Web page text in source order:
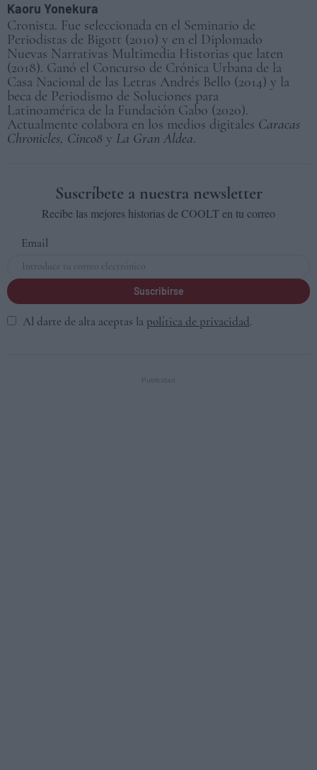
Kaoru Yonekura
Cronista. Fue seleccionada en el Seminario de
Periodistas de Bigott (2010) y en el Diplomado
Nuevas Narrativas Multimedia Historias que laten
(2018). Ganó el Concurso de Crónica Urbana de la
Casa Nacional de las Letras Andrés Bello (2014) y la
beca de Periodismo de Soluciones para
Latinoamérica de la Fundación Gabo (2020).
Actualmente colabora en los medios digitales Caracas
Chronicles, Cinco8 y La Gran Aldea.
Suscríbete a nuestra newsletter
Recibe las mejores historias de COOLT en tu correo
Email
Suscribirse
Al darte de alta aceptas la política de privacidad.